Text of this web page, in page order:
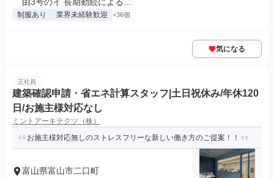
制服あり 業界未経験歓迎 +36個
気になる
正社員
建築確認申請・省エネ計算スタッフ|土日祝休み/年休120
日/お施主様対応なし
ミントアーキテクツ（株）
お施主様対応無しのストレスフリーな新しい働き方のご提案！！
富山県富山市二口町